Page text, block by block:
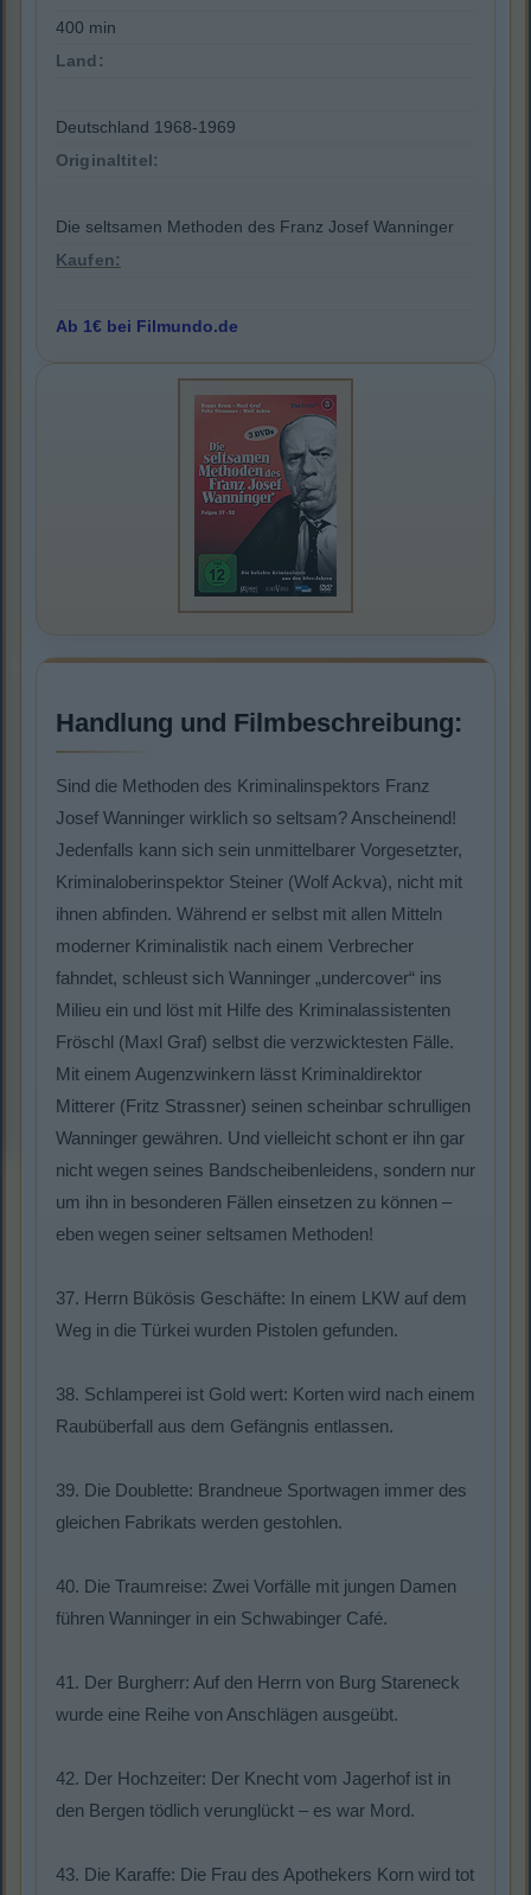
400 min
Land:
Deutschland 1968-1969
Originaltitel:
Die seltsamen Methoden des Franz Josef Wanninger
Kaufen:
Ab 1€ bei Filmundo.de
Handlung und Filmbeschreibung:
Sind die Methoden des Kriminalinspektors Franz
Josef Wanninger wirklich so seltsam? Anscheinend!
Jedenfalls kann sich sein unmittelbarer Vorgesetzter,
Kriminaloberinspektor Steiner (Wolf Ackva), nicht mit
ihnen abfinden. Während er selbst mit allen Mitteln
moderner Kriminalistik nach einem Verbrecher
fahndet, schleust sich Wanninger „undercover“ ins
Milieu ein und löst mit Hilfe des Kriminalassistenten
Fröschl (Maxl Graf) selbst die verzwicktesten Fälle.
Mit einem Augenzwinkern lässt Kriminaldirektor
Mitterer (Fritz Strassner) seinen scheinbar schrulligen
Wanninger gewähren. Und vielleicht schont er ihn gar
nicht wegen seines Bandscheibenleidens, sondern nur
um ihn in besonderen Fällen einsetzen zu können –
eben wegen seiner seltsamen Methoden!
37. Herrn Bükösis Geschäfte: In einem LKW auf dem
Weg in die Türkei wurden Pistolen gefunden.
38. Schlamperei ist Gold wert: Korten wird nach einem
Raubüberfall aus dem Gefängnis entlassen.
39. Die Doublette: Brandneue Sportwagen immer des
gleichen Fabrikats werden gestohlen.
40. Die Traumreise: Zwei Vorfälle mit jungen Damen
führen Wanninger in ein Schwabinger Café.
41. Der Burgherr: Auf den Herrn von Burg Stareneck
wurde eine Reihe von Anschlägen ausgeübt.
42. Der Hochzeiter: Der Knecht vom Jagerhof ist in
den Bergen tödlich verunglückt – es war Mord.
43. Die Karaffe: Die Frau des Apothekers Korn wird tot